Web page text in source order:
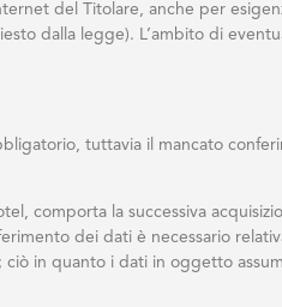
del Titolare, anche per
dalla legge). L’ambito di
tuttavia il mancato
comporta la successiva
dei dati è necessario
in quanto i dati in oggetto